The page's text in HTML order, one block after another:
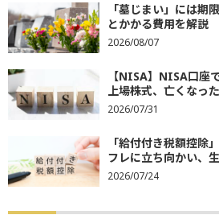
「墓じまい」には期
とかかる費用を解説
2026/08/07
【NISA】NISA口座
上場株式、亡くなっ
2026/07/31
「給付付き税額控除
フレに立ち向かい、
2026/07/24